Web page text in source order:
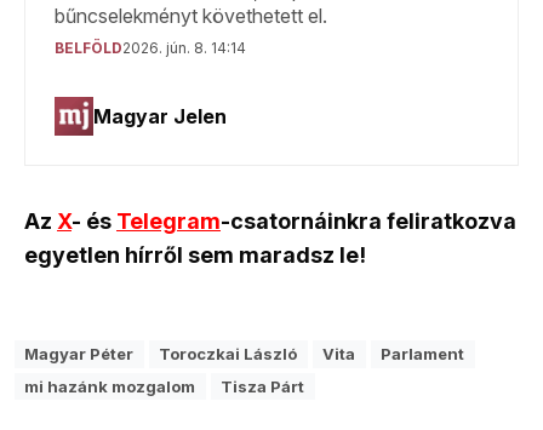
Az X- és Telegram-csatornáinkra feliratkozva
egyetlen hírről sem maradsz le!
Magyar Péter Toroczkai László Vita
Parlament
mi hazánk mozgalom
Tisza Párt